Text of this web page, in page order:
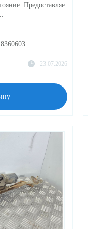
Предоставляе
23.07.2026